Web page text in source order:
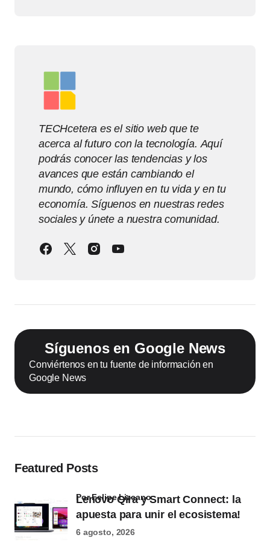
TECHcetera es el sitio web que te
acerca al futuro con la tecnología. Aquí
podrás conocer las tendencias y los
avances que están cambiando el
mundo, cómo influyen en tu vida y en tu
economía. Síguenos en nuestras redes
sociales y únete a nuestra comunidad.
Síguenos en Google News
Conviértenos en tu fuente de información en
Google News
Featured Posts
Lenovo Qira y Smart Connect: la
apuesta para unir el ecosistema!
por Felipe Lizcano
6 agosto, 2026